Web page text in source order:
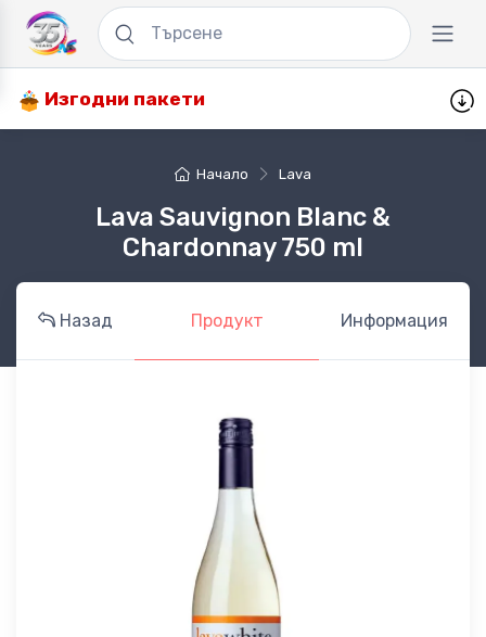
Изгодни пакети
Начало Lava
Lava Sauvignon Blanc &
Chardonnay 750 ml
Назад Продукт Информация